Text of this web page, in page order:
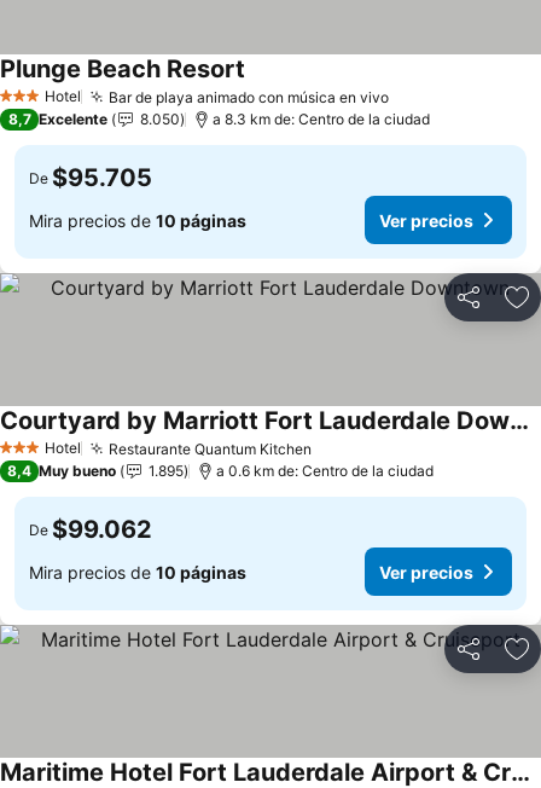
3 Estrellas
Hotel Bar de playa animado con música en vivo
Plunge Beach Resort
8,7 Excelente 8.050 a 8.3 km de: Centro de la ciudad
De $95.705
Mira precios de 10 páginas Ver precios
Compartir
3 Estrellas
Hotel Restaurante Quantum Kitchen
Courtyard by Marriott Fort Lauderdale Downtown
8,4 Muy bueno 1.895 a 0.6 km de: Centro de la ciudad
De $99.062
Mira precios de 10 páginas Ver precios
Compartir
Maritime Hotel Fort Lauderdale Airport & Cruiseport